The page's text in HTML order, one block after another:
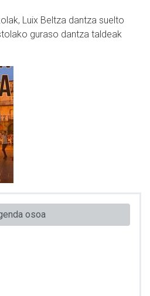
Luix Beltza dantza suelto
guraso dantza taldeak
osoa